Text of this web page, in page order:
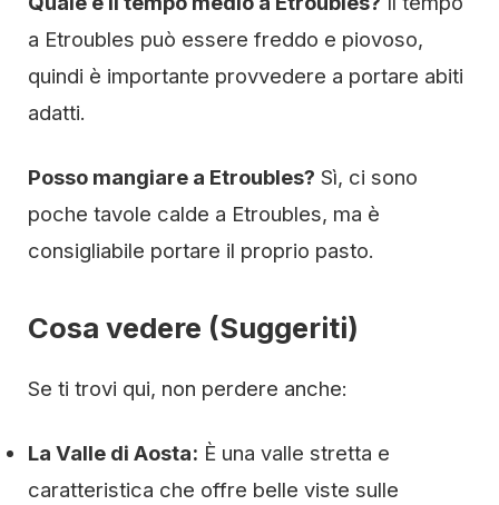
a Etroubles può essere freddo e piovoso,
quindi è importante provvedere a portare abiti
adatti.
Posso mangiare a Etroubles? Sì, ci sono
poche tavole calde a Etroubles, ma è
consigliabile portare il proprio pasto.
Cosa vedere (Suggeriti)
Se ti trovi qui, non perdere anche:
La Valle di Aosta: È una valle stretta e
caratteristica che offre belle viste sulle